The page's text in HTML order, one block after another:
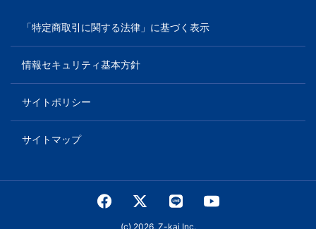
「特定商取引に関する法律」に基づく表示
情報セキュリティ基本方針
サイトポリシー
サイトマップ
(c) 2026, Z-kai Inc.